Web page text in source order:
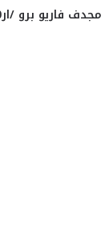
فاريو برو /ار350